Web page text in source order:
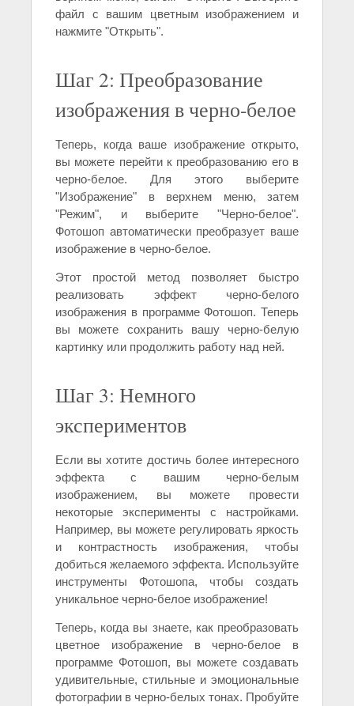
файл с вашим цветным изображением и
нажмите "Открыть".
Шаг 2: Преобразование
изображения в черно-белое
Теперь, когда ваше изображение открыто,
вы можете перейти к преобразованию его в
черно-белое. Для этого выберите
"Изображение" в верхнем меню, затем
"Режим", и выберите "Черно-белое".
Фотошоп автоматически преобразует ваше
изображение в черно-белое.
Этот простой метод позволяет быстро
реализовать эффект черно-белого
изображения в программе Фотошоп. Теперь
вы можете сохранить вашу черно-белую
картинку или продолжить работу над ней.
Шаг 3: Немного
экспериментов
Если вы хотите достичь более интересного
эффекта с вашим черно-белым
изображением, вы можете провести
некоторые эксперименты с настройками.
Например, вы можете регулировать яркость
и контрастность изображения, чтобы
добиться желаемого эффекта. Используйте
инструменты Фотошопа, чтобы создать
уникальное черно-белое изображение!
Теперь, когда вы знаете, как преобразовать
цветное изображение в черно-белое в
программе Фотошоп, вы можете создавать
удивительные, стильные и эмоциональные
фотографии в черно-белых тонах. Пробуйте